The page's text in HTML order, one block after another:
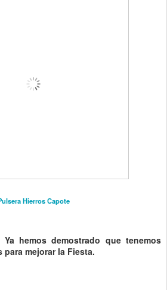
Hierros Capote
hemos demostrado que tenemos
mejorar la Fiesta.